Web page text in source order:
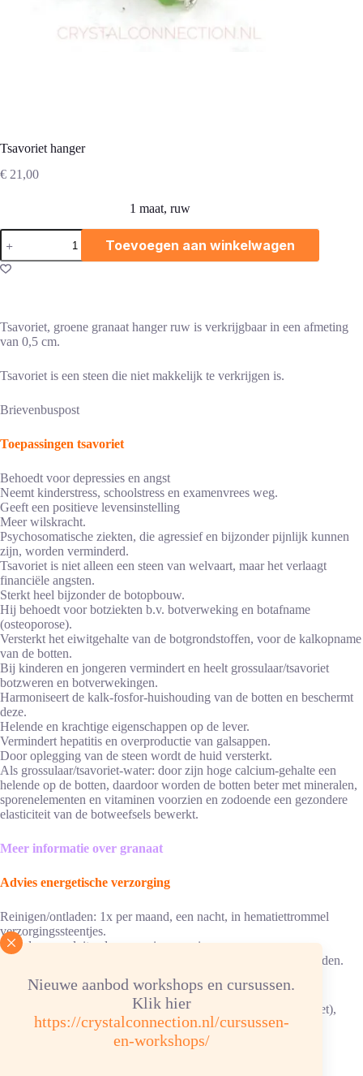
Nieuwe aanbod workshops en cursussen.
Klik hier
https://crystalconnection.nl/cursussen-
en-workshops/
Tsavoriet hanger
€ 21,00
1 maat, ruw
Tsavoriet
hanger
aantal
Toevoegen aan winkelwagen
Tsavoriet, groene granaat hanger ruw is verkrijgbaar in een afmeting
van 0,5 cm.
Tsavoriet is een steen die niet makkelijk te verkrijgen is.
Brievenbuspost
Toepassingen tsavoriet
Behoedt voor depressies en angst
Neemt kinderstress, schoolstress en examenvrees weg.
Geeft een positieve levensinstelling
Meer wilskracht.
Psychosomatische ziekten, die agressief en bijzonder pijnlijk kunnen
zijn, worden verminderd.
Tsavoriet is niet alleen een steen van welvaart, maar het verlaagt
financiële angsten.
Sterkt heel bijzonder de botopbouw.
Hij behoedt voor botziekten b.v. botverweking en botafname
(osteoporose).
Versterkt het eiwitgehalte van de botgrondstoffen, voor de kalkopname
van de botten.
Bij kinderen en jongeren vermindert en heelt grossulaar/tsavoriet
botzweren en botverwekingen.
Harmoniseert de kalk-fosfor-huishouding van de botten en beschermt
deze.
Helende en krachtige eigenschappen op de lever.
Vermindert hepatitis en overproductie van galsappen.
Door oplegging van de steen wordt de huid versterkt.
Als grossulaar/tsavoriet-water: door zijn hoge calcium-gehalte een
helende op de botten, daardoor worden de botten beter met mineralen,
sporenelementen en vitaminen voorzien en zodoende een gezondere
elasticiteit van de botweefsels bewerkt.
Meer informatie over granaat
Advies energetische verzorging
Reinigen/ontladen: 1x per maand, een nacht, in hematiettrommel
verzorgingssteentjes.
Opladen: aansluitend, voor enige uren in een
bergkristalgroep/verzorgingssteentjes of in de zon/daglicht opladen.
Chemische samenstelling: Ca3AI2 (SiO4)3 hardheid 6,5 tot 7
Kleur: groen, smaragdgroen, groenbruin, bruin-oranje (hessoniet),
Sterrenbeeld: Waterman, ram, leeuw, weegschaal, schorpioen,